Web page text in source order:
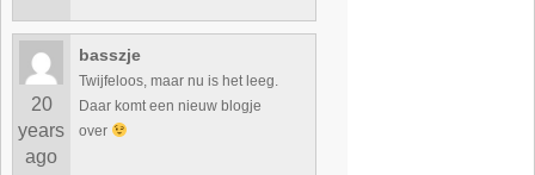
20
years
ago
basszje
Twijfeloos, maar nu is het leeg.
Daar komt een nieuw blogje
over